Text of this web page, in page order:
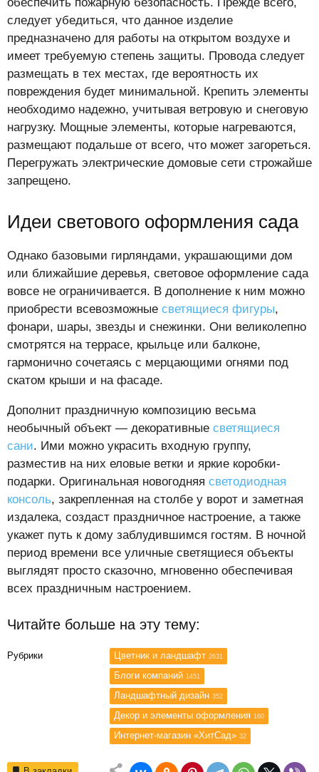
обеспечить пожарную безопасность. Прежде всего,
следует убедиться, что данное изделие
предназначено для работы на открытом воздухе и
имеет требуемую степень защиты. Провода следует
размещать в тех местах, где вероятность их
повреждения будет минимальной. Крепить элементы
необходимо надежно, учитывая ветровую и снеговую
нагрузку. Мощные элементы, которые нагреваются,
размещают подальше от всего, что может загореться.
Перегружать электрические домовые сети строжайше
запрещено.
Идеи светового оформления сада
Однако базовыми гирляндами, украшающими дом
или ближайшие деревья, световое оформление сада
вовсе не ограничивается. В дополнение к ним можно
приобрести всевозможные светящиеся фигуры,
фонари, шары, звезды и снежинки. Они великолепно
смотрятся на террасе, крыльце или балконе,
гармонично сочетаясь с мерцающими огнями под
скатом крыши и на фасаде.
Дополнит праздничную композицию весьма
необычный объект — декоративные светящиеся
сани. Ими можно украсить входную группу,
разместив на них еловые ветки и яркие коробки-
подарки. Оригинальная новогодняя светодиодная
консоль, закрепленная на столбе у ворот и заметная
издалека, создаст праздничное настроение, а также
укажет путь к дому заблудившимся гостям. В ночной
период времени все уличные светящиеся объекты
выглядят просто сказочно, мгновенно обеспечивая
всех праздничным настроением.
Читайте больше на эту тему:
Рубрики Цветник и ландшафт 2631
Блоги компаний 1451
Ландшафтный дизайн 352
Декор и элементы оформления 160
Интернет-магазин «ХитСад» 32